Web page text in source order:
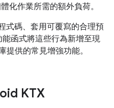
化作業所需的額外負荷。
式碼、套用可覆寫的合理預
能函式將這些行為新增至現
提供的常見增強功能。
KTX